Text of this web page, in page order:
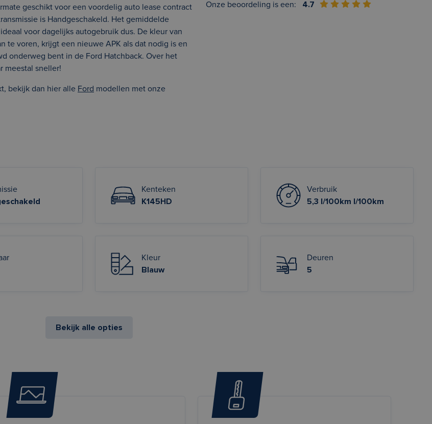
geschikt voor een voordelig auto lease contract
is Handgeschakeld. Het gemiddelde
voor dagelijks autogebruik dus. De kleur van
te voren, krijgt een nieuwe APK als dat nodig is en
onderweg bent in de Ford Hatchback. Over het
meestal sneller!
bekijk dan hier alle Ford modellen met onze
Onze beoordeling is een: 4.7
Kenteken
K145HD
Verbruik
5,3 l/100km l/100km
Kleur
Blauw
Deuren
5
Bekijk alle opties